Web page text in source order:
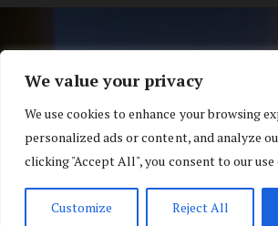
We value your privacy
We use cookies to enhance your browsing
personalized ads or content, and analyze
clicking "Accept All", you consent to our use
Customize Reject All
® Blog personal de Alex,
Koko |Política de
Top